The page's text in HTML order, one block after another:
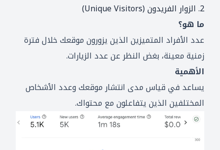
2. الزوار الفريدون (Unique Visitors)
ما هو؟
عدد الأفراد المتميزين الذين يزورون موقعك خلال فترة
زمنية معينة، بغض النظر عن عدد الزيارات.
الأهمية
يساعد في قياس مدى انتشار موقعك وعدد الأشخاص
المختلفين الذين يتفاعلون مع محتواك.